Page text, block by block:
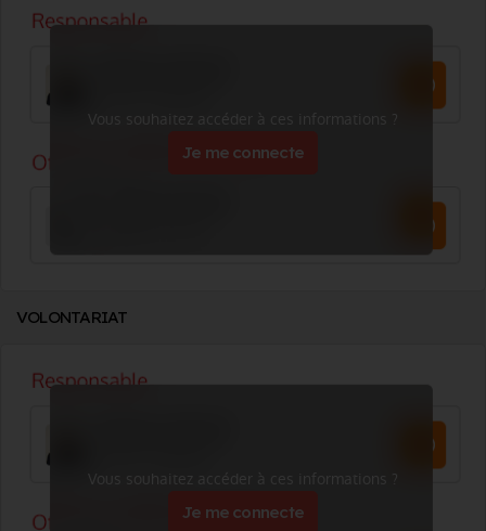
Vous souhaitez accéder à ces informations ?
Je me connecte
VOLONTARIAT
Vous souhaitez accéder à ces informations ?
Je me connecte